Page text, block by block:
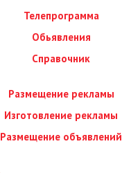
Телепрограмма
Обьявления
Справочник
Размещение рекламы
Изготовление рекламы
Размещение объявлений